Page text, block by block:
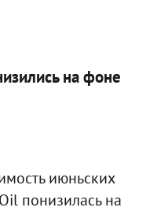
на фоне
июньских
понизилась на